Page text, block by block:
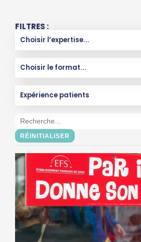
FILTRES :
RÉINITIALISER